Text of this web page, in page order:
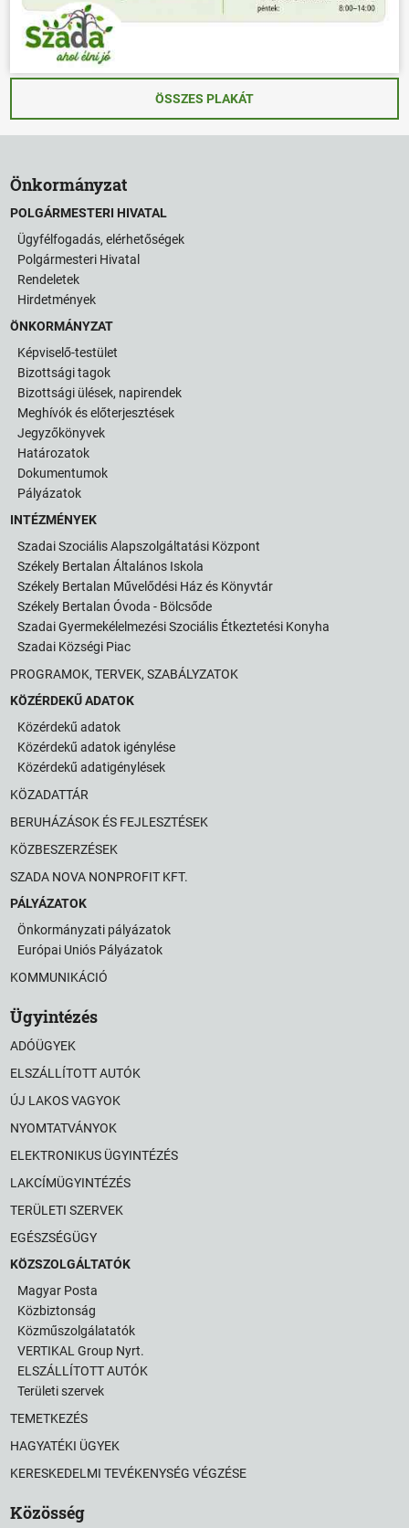
ÖSSZES PLAKÁT
Önkormányzat
POLGÁRMESTERI HIVATAL
Ügyfélfogadás, elérhetőségek
Polgármesteri Hivatal
Rendeletek
Hirdetmények
ÖNKORMÁNYZAT
Képviselő-testület
Bizottsági tagok
Bizottsági ülések, napirendek
Meghívók és előterjesztések
Jegyzőkönyvek
Határozatok
Dokumentumok
Pályázatok
INTÉZMÉNYEK
Szadai Szociális Alapszolgáltatási Központ
Székely Bertalan Általános Iskola
Székely Bertalan Művelődési Ház és Könyvtár
Székely Bertalan Óvoda - Bölcsőde
Szadai Gyermekélelmezési Szociális Étkeztetési Konyha
Szadai Községi Piac
PROGRAMOK, TERVEK, SZABÁLYZATOK
KÖZÉRDEKŰ ADATOK
Közérdekű adatok
Közérdekű adatok igénylése
Közérdekű adatigénylések
KÖZADATTÁR
BERUHÁZÁSOK ÉS FEJLESZTÉSEK
KÖZBESZERZÉSEK
SZADA NOVA NONPROFIT KFT.
PÁLYÁZATOK
Önkormányzati pályázatok
Európai Uniós Pályázatok
KOMMUNIKÁCIÓ
Ügyintézés
ADÓÜGYEK
ELSZÁLLÍTOTT AUTÓK
ÚJ LAKOS VAGYOK
NYOMTATVÁNYOK
ELEKTRONIKUS ÜGYINTÉZÉS
LAKCÍMÜGYINTÉZÉS
TERÜLETI SZERVEK
EGÉSZSÉGÜGY
KÖZSZOLGÁLTATÓK
Magyar Posta
Közbiztonság
Közműszolgálatatók
VERTIKAL Group Nyrt.
ELSZÁLLÍTOTT AUTÓK
Területi szervek
TEMETKEZÉS
HAGYATÉKI ÜGYEK
KERESKEDELMI TEVÉKENYSÉG VÉGZÉSE
Közösség